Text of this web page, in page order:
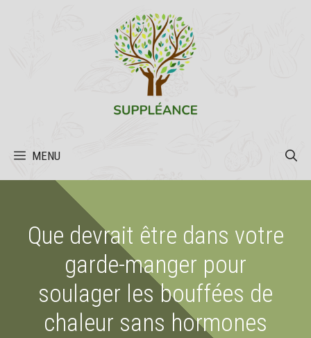
MENU
Que devrait être dans votre
garde-manger pour
soulager les bouffées de
chaleur sans hormones